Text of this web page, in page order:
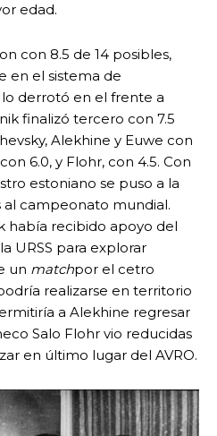
edad.
con 8.5 de 14 posibles,
en el sistema de
derrotó en el frente a
finalizó tercero con 7.5
Alekhine y Euwe con
6.0, y Flohr, con 4.5. Con
estoniano se puso a la
al campeonato mundial.
había recibido apoyo del
URSS para explorar
un matchpor el cetro
realizarse en territorio
a Alekhine regresar
Salo Flohr vio reducidas
en último lugar del AVRO.